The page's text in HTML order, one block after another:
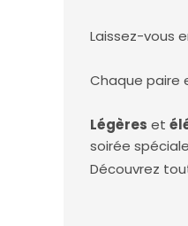
Laissez-vous
Chaque paire
Légères et
soirée
Découvrez